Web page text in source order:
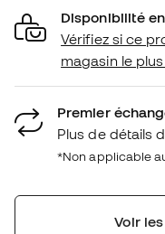
Disponibilité
Vérifiez si ce
magasin le
Premier
Plus de détails
*Non applicable
Voir